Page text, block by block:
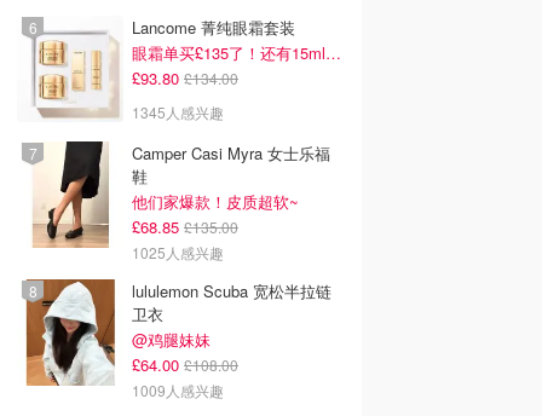
Lancome 菁纯眼霜套装
眼霜单买£135了！还有15ml面霜+5ml精华~！
£93.80 £134.00
1345人感兴趣
Camper Casi Myra 女士乐福
鞋
他们家爆款！皮质超软~
£68.85 £135.00
1025人感兴趣
lululemon Scuba 宽松半拉链
卫衣
@鸡腿妹妹
£64.00 £108.00
1009人感兴趣